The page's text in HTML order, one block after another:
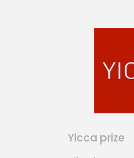
Yicca prize